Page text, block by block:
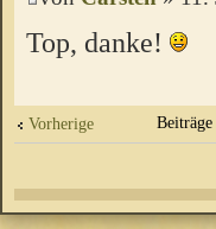
Top, danke!
Vorherige